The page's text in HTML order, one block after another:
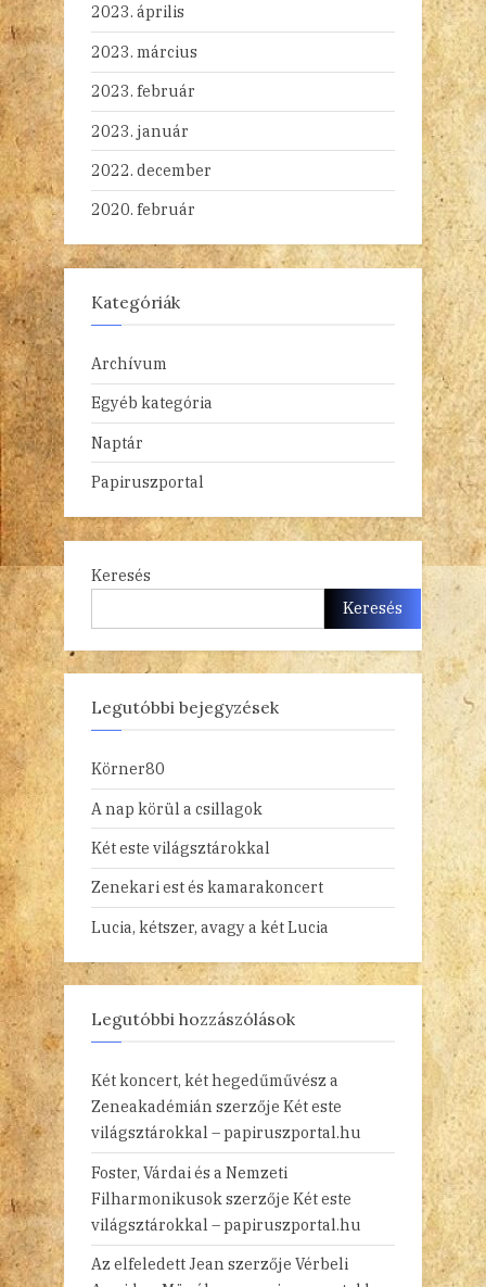
2023. április
2023. március
2023. február
2023. január
2022. december
2020. február
Kategóriák
Archívum
Egyéb kategória
Naptár
Papiruszportal
Keresés
Keresés
Legutóbbi bejegyzések
Körner80
A nap körül a csillagok
Két este világsztárokkal
Zenekari est és kamarakoncert
Lucia, kétszer, avagy a két Lucia
Legutóbbi hozzászólások
Két koncert, két hegedűművész a
Zeneakadémián szerzője Két este
világsztárokkal – papiruszportal.hu
Foster, Várdai és a Nemzeti
Filharmonikusokszerzője Két este
világsztárokkal – papiruszportal.hu
Az elfeledett Jean szerzője Vérbeli